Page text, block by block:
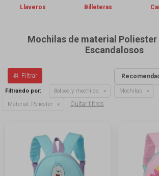
Llaveros Billeteras
Mochilas de material
Escandalosos
Filtrando por: Bolsos y mochilas
Mochilas
Material: Poliester Quitar filtros